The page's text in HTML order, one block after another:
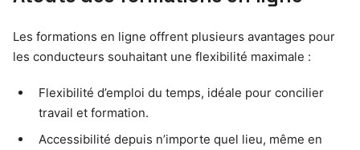
Les formations en ligne offrent plusieurs avantages pour
les conducteurs souhaitant une flexibilité maximale :
Flexibilité d’emploi du temps, idéale pour concilier
travail et formation.
Accessibilité depuis n’importe quel lieu, même en